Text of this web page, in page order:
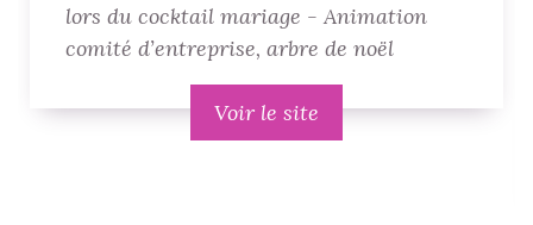
lors du cocktail mariage - Animation
comité d’entreprise, arbre de noël
Voir le site